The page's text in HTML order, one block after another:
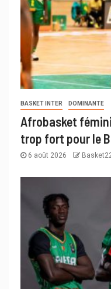
BASKET INTER DOMINANTE
Afrobasket
trop fort pour le
6 août 2026